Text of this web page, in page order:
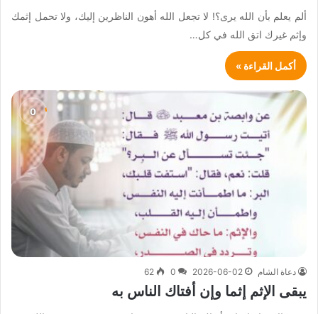
ألم يعلم بأن الله يرى؟! لا تجعل الله أهون الناظرين إليك، ولا تحمل إثمك
وإثم غيرك اتق الله في كل…
أكمل القراءة »
دعاة الشام 2026-06-02
0
62
يبقى الإثم إثما وإن أفتاك الناس به